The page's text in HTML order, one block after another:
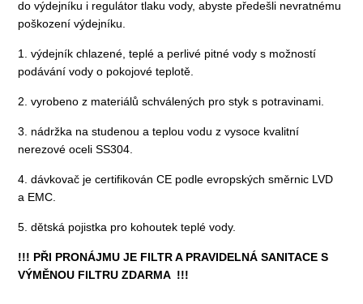
do výdejníku i regulátor tlaku vody, abyste předešli nevratnému
poškození výdejníku.
1. výdejník chlazené, teplé a perlivé pitné vody s možností
podávání vody o pokojové teplotě.
2. vyrobeno z materiálů schválených pro styk s potravinami.
3. nádržka na studenou a teplou vodu z vysoce kvalitní
nerezové oceli SS304.
4. dávkovač je certifikován CE podle evropských směrnic LVD
a EMC.
5. dětská pojistka pro kohoutek teplé vody.
!!! PŘI PRONÁJMU JE FILTR A PRAVIDELNÁ SANITACE S
VÝMĚNOU FILTRU ZDARMA !!!